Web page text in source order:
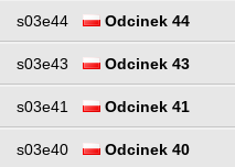
s03e44 Odcinek 44
s03e43 Odcinek 43
s03e41 Odcinek 41
s03e40 Odcinek 40